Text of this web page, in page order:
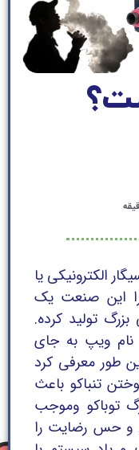
الکترونیکی یا
این صنعت یک
تولید کرده.
ویپ به جای
طور معرفی کرد
تنباکو باعث
توباکو وموجب
و حس رضایت را